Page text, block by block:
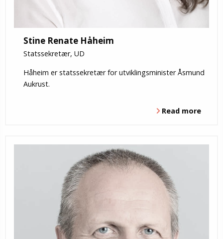
Stine Renate Håheim
Statssekretær, UD
Håheim er statssekretær for utviklingsminister Åsmund
Aukrust.
Read more